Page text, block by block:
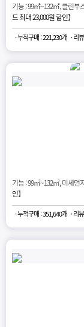
기능 : 99㎡~132㎡, 클린
드 최대 23,000원 할인】
· 누적구매 : 221,230개 · 리
기능 : 99㎡~132㎡, 미세
인】
· 누적구매 : 351,640개 · 리